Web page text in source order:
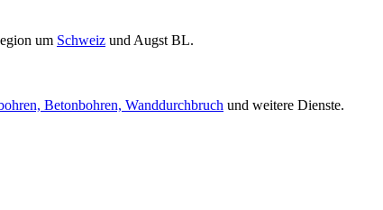
um Schweiz und Augst BL.
Betonbohren, Wanddurchbruch und weitere Dienste.